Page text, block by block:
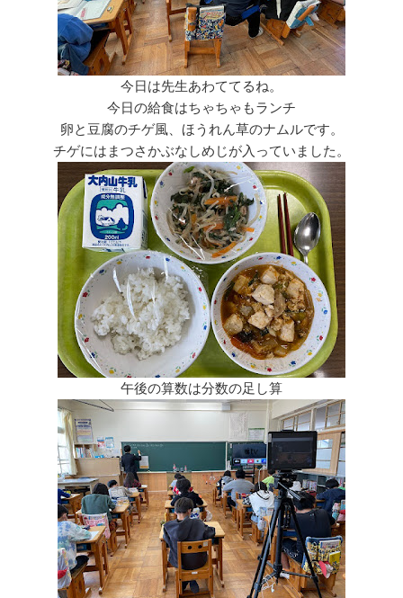
今日は先生あわててるね。
今日の給食はちゃちゃもランチ
卵と豆腐のチゲ風、ほうれん草のナムルです。
チゲにはまつさかぶなしめじが入っていました。
午後の算数は分数の足し算